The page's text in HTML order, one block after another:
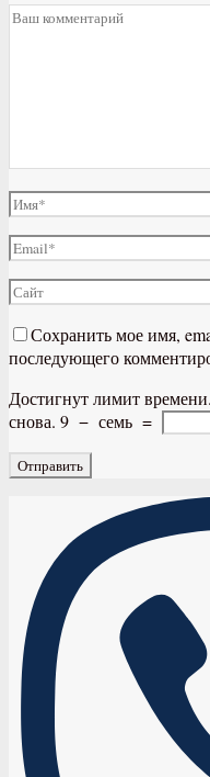
Сохранить мое имя,
последующего
Достигнут лимит
снова. 9 − семь =